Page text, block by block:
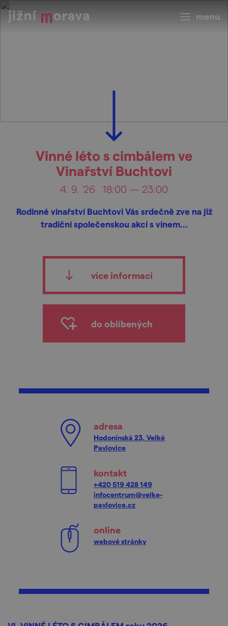
menu
Vinné léto s cimbálem ve
Vinařství Buchtovi
4. 9. '26 18:00 — 23:00
Rodinné vinařství Buchtovi Vás srdečně zve na již
tradiční společenskou akci s vínem...
více informací
do oblíbených
adresa
Hodonínská 23, Velké
Pavlovice
kontakt
+420 519 428 149
infocentrum@velke-
pavlovice.cz
online
webové stránky